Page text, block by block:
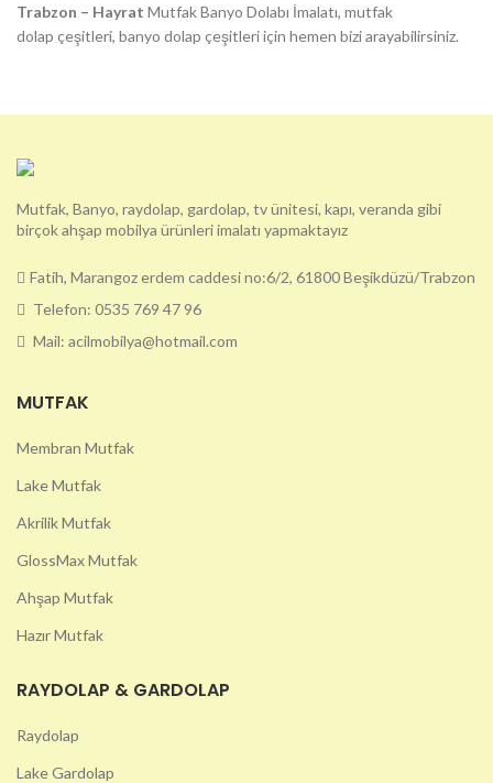
Trabzon – Hayrat Mutfak Banyo Dolabı İmalatı, mutfak
dolap çeşitleri, banyo dolap çeşitleri için hemen bizi arayabilirsiniz.
Mutfak, Banyo, raydolap, gardolap, tv ünitesi, kapı, veranda gibi
birçok ahşap mobilya ürünleri imalatı yapmaktayız
Fatih, Marangoz erdem caddesi no:6/2, 61800 Beşikdüzü/Trabzon
Telefon: 0535 769 47 96
Mail: acilmobilya@hotmail.com
MUTFAK
Membran Mutfak
Lake Mutfak
Akrilik Mutfak
GlossMax Mutfak
Ahşap Mutfak
Hazır Mutfak
RAYDOLAP & GARDOLAP
Raydolap
Lake Gardolap